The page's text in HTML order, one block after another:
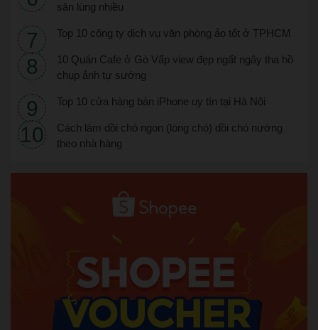
săn lùng nhiều
Top 10 công ty dịch vụ văn phòng ảo tốt ở TPHCM
10 Quán Cafe ở Gò Vấp view đẹp ngất ngây tha hồ
chụp ảnh tự sướng
Top 10 cửa hàng bán iPhone uy tín tại Hà Nội
Cách làm dồi chó ngon (lòng chó) dồi chó nướng
theo nhà hàng